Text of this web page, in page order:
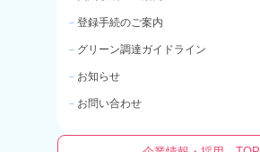
－ 登録手続のご案内
－ グリーン調達ガイドライン
－ お知らせ
－ お問い合わせ